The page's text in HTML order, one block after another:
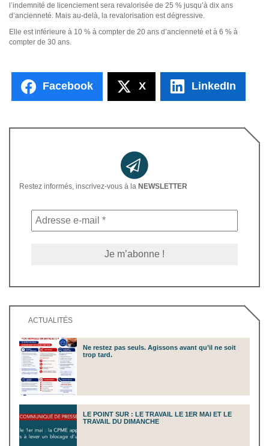
l’indemnité de licenciement sera revalorisée de 25 % jusqu’à dix ans
d’ancienneté. Mais au-delà, la revalorisation est dégressive.
Elle est inférieure à 10 % à compter de 20 ans d’ancienneté et à 6 % à
compter de 30 ans.
Facebook X LinkedIn
Restez informés, inscrivez-vous à la NEWSLETTER
ACTUALITÉS
Ne restez pas seuls. Agissons avant qu’il ne soit
trop tard.
LE POINT SUR : LE TRAVAIL LE 1ER MAI ET LE
TRAVAIL DU DIMANCHE